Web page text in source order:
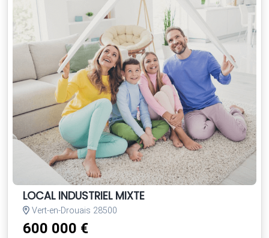
LOCAL INDUSTRIEL MIXTE
Vert-en-Drouais 28500
600 000 €